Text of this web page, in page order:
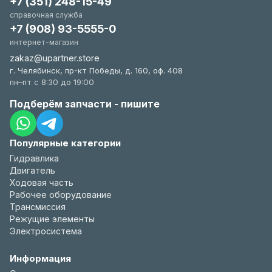
Популярные категории
Гидравлика
Двигатель
Ходовая часть
Рабочее оборудование
Трансмиссия
Режущие элементы
Электросистема
Информация
справочная служба
+7 (908) 93-5555-0
интернет-магазин
zakaz@upartner.store
г. Челябинск, пр-кт Победы, д. 160, оф. 408
пн–пт с 8:30 до 19:00
Подберём запчасти - пишите